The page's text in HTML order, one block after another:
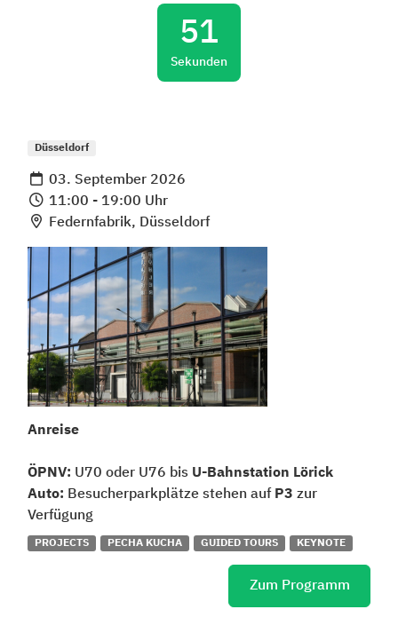
51
Sekunden
Düsseldorf
03. September 2026
11:00 - 19:00 Uhr
Federnfabrik, Düsseldorf
Anreise
ÖPNV: U70 oder U76 bis U-Bahnstation Lörick
Auto: Besucherparkplätze stehen auf P3 zur
Verfügung
PROJECTS PECHA KUCHA GUIDED TOURS KEYNOTE
Zum Programm